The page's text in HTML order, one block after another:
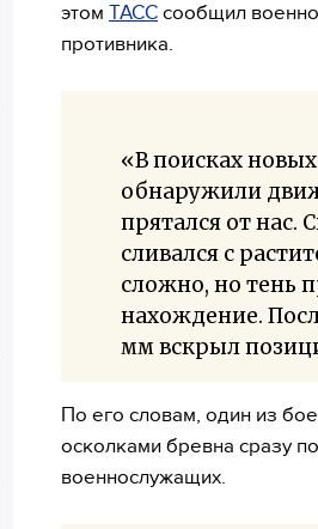
этом ТАСС сообщил
противника.
«В поисках
обнаружили
прятался от нас.
сливался с
сложно, но тень
нахождение.
мм вскрыл
По его словам, один из
осколками бревна сразу
военнослужащих.